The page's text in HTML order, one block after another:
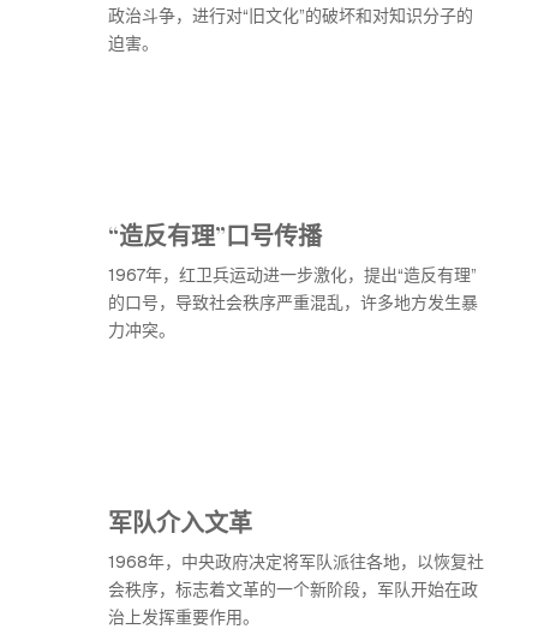
政治斗争，进行对“旧文化”的破坏和对知识分子的
迫害。
“造反有理”口号传播
1967年，红卫兵运动进一步激化，提出“造反有理”
的口号，导致社会秩序严重混乱，许多地方发生暴
力冲突。
军队介入文革
1968年，中央政府决定将军队派往各地，以恢复社
会秩序，标志着文革的一个新阶段，军队开始在政
治上发挥重要作用。